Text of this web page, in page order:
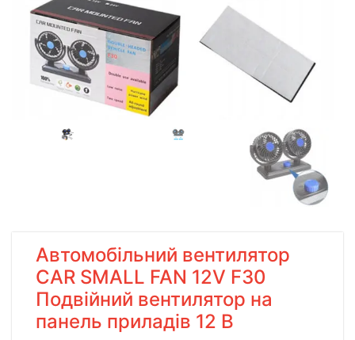
Автомобільний вентилятор
CAR SMALL FAN 12V F30
Подвійний вентилятор на
панель приладів 12 В